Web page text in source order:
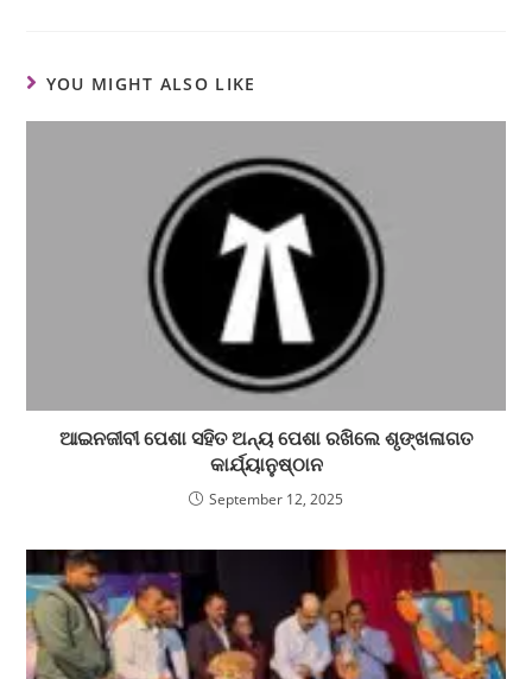
YOU MIGHT ALSO LIKE
ଆଇନଜୀବୀ ପେଶା ସହିତ ଅନ୍ୟ ପେଶା ରଖିଲେ ଶୃଙ୍ଖଳାଗତ
କାର୍ଯ୍ୟାନୁଷ୍ଠାନ
September 12, 2025